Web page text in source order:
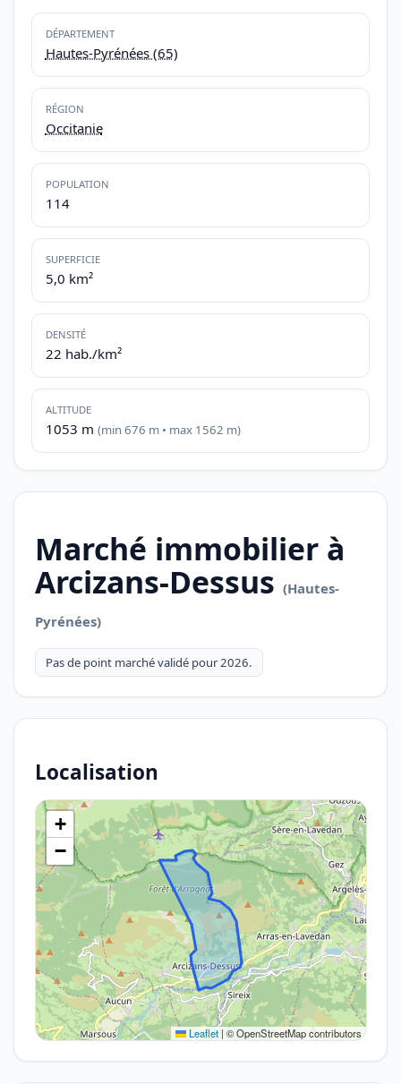
DÉPARTEMENT
Hautes-Pyrénées (65)
RÉGION
Occitanie
POPULATION
114
SUPERFICIE
5,0 km²
DENSITÉ
22 hab./km²
ALTITUDE
1053 m (min 676 m • max 1562 m)
Marché immobilier à
Arcizans-Dessus (Hautes-
Pyrénées)
Pas de point marché validé pour 2026.
Localisation
+
−
Leaflet | © OpenStreetMap contributors